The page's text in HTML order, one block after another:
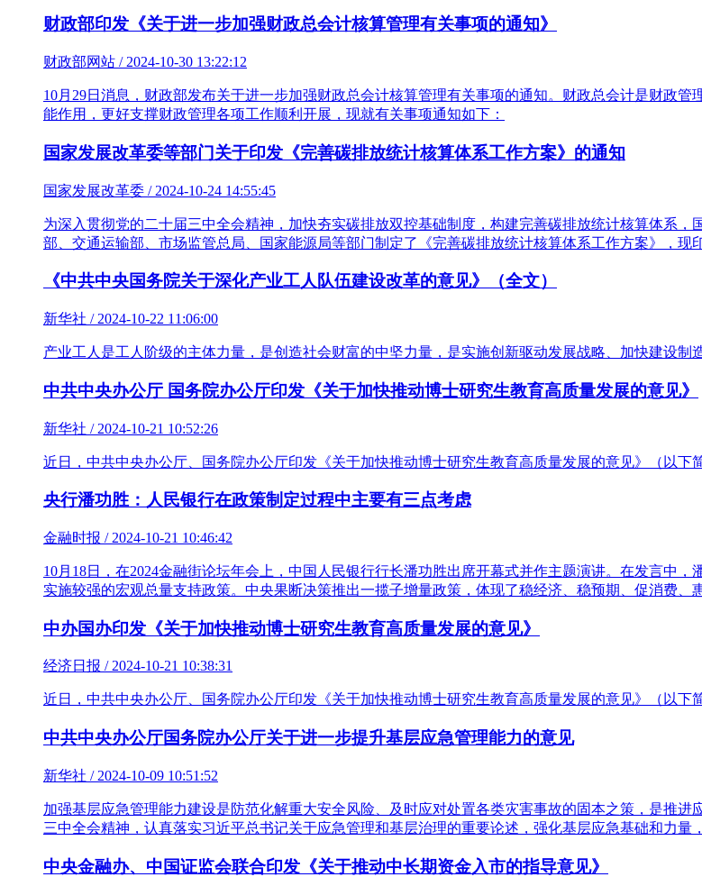
财政部印发《关于进一步加强财政总会计核算管理有关事项的通知》
财政部网站 / 2024-10-30 13:22:12
10月29日消息，财政部发布关于进一步加强财政总会计核算管理有关事项的通知。财政总会计是财政
能作用，更好支撑财政管理各项工作顺利开展，现就有关事项通知如下：
国家发展改革委等部门关于印发《完善碳排放统计核算体系工作方案》的通知
国家发展改革委 / 2024-10-24 14:55:45
为深入贯彻党的二十届三中全会精神，加快夯实碳排放双控基础制度，构建完善碳排放统计核算体系
部、交通运输部、市场监管总局、国家能源局等部门制定了《完善碳排放统计核算体系工作方案》，现
《中共中央国务院关于深化产业工人队伍建设改革的意见》（全文）
新华社 / 2024-10-22 11:06:00
产业工人是工人阶级的主体力量，是创造社会财富的中坚力量，是实施创新驱动发展战略、加快建设
中共中央办公厅 国务院办公厅印发《关于加快推动博士研究生教育高质量发展的意见》
新华社 / 2024-10-21 10:52:26
近日，中共中央办公厅、国务院办公厅印发《关于加快推动博士研究生教育高质量发展的意见》（以下
央行潘功胜：人民银行在政策制定过程中主要有三点考虑
金融时报 / 2024-10-21 10:46:42
10月18日，在2024金融街论坛年会上，中国人民银行行长潘功胜出席开幕式并作主题演讲。在发言中
实施较强的宏观总量支持政策。中央果断决策推出一揽子增量政策，体现了稳经济、稳预期、促消费、
中办国办印发《关于加快推动博士研究生教育高质量发展的意见》
经济日报 / 2024-10-21 10:38:31
近日，中共中央办公厅、国务院办公厅印发《关于加快推动博士研究生教育高质量发展的意见》（以下
中共中央办公厅国务院办公厅关于进一步提升基层应急管理能力的意见
新华社 / 2024-10-09 10:51:52
加强基层应急管理能力建设是防范化解重大安全风险、及时应对处置各类灾害事故的固本之策，是推
三中全会精神，认真落实习近平总书记关于应急管理和基层治理的重要论述，强化基层应急基础和力
中央金融办、中国证监会联合印发《关于推动中长期资金入市的指导意见》